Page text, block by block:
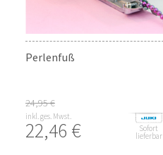
Perlenfuß
24,95 €
inkl. ges. Mwst.
22,46 € Sofort
lieferbar